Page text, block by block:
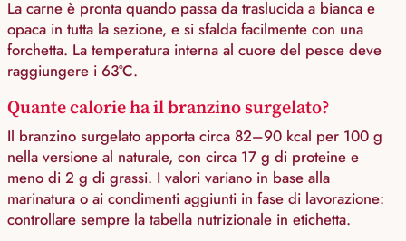
La carne è pronta quando passa da traslucida a bianca e
opaca in tutta la sezione, e si sfalda facilmente con una
forchetta. La temperatura interna al cuore del pesce deve
raggiungere i 63°C.
Quante calorie ha il branzino surgelato?
Il branzino surgelato apporta circa 82–90 kcal per 100 g
nella versione al naturale, con circa 17 g di proteine e
meno di 2 g di grassi. I valori variano in base alla
marinatura o ai condimenti aggiunti in fase di lavorazione:
controllare sempre la tabella nutrizionale in etichetta.